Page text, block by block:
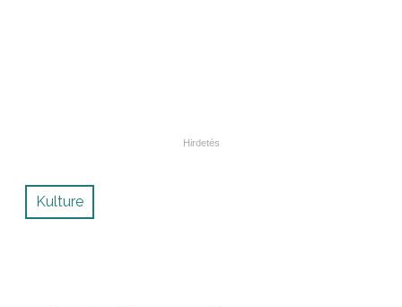
Kulture